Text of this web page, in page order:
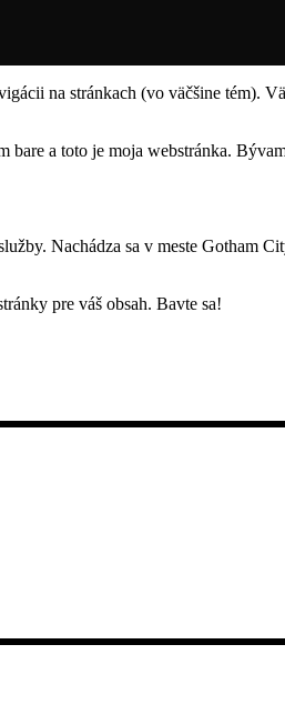
na stránkach (vo väčšine tém).
a toto je moja webstránka.
Nachádza sa v meste Gotham
pre váš obsah. Bavte sa!